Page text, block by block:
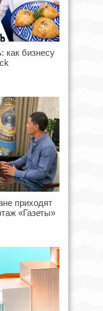
как бизнесу
приходят
«Газеты»